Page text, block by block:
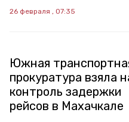
26 февраля , 07:35
Южная
прокуратура взяла
контроль задержки
рейсов в Махачкале